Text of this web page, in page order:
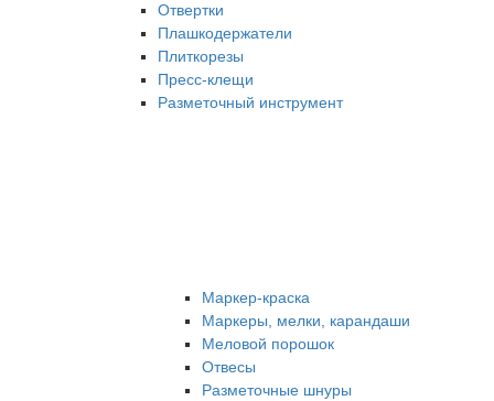
Отвертки
Плашкодержатели
Плиткорезы
Пресс-клещи
Разметочный инструмент
Маркер-краска
Маркеры, мелки, карандаши
Меловой порошок
Отвесы
Разметочные шнуры